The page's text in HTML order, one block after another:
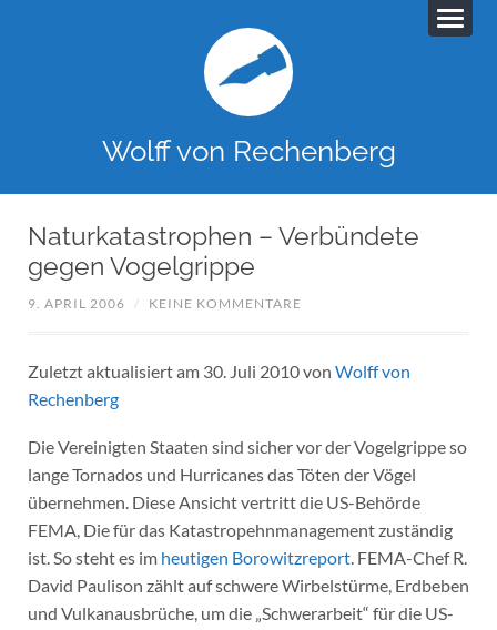
Wolff von Rechenberg
Naturkatastrophen – Verbündete
gegen Vogelgrippe
9. APRIL 2006 / KEINE KOMMENTARE
Zuletzt aktualisiert am 30. Juli 2010 von Wolff von
Rechenberg
Die Vereinigten Staaten sind sicher vor der Vogelgrippe so
lange Tornados und Hurricanes das Töten der Vögel
übernehmen. Diese Ansicht vertritt die US-Behörde
FEMA, Die für das Katastropehnmanagement zuständig
ist. So steht es im heutigen Borowitzreport. FEMA-Chef R.
David Paulison zählt auf schwere Wirbelstürme, Erdbeben
und Vulkanausbrüche, um die „Schwerarbeit“ für die US-